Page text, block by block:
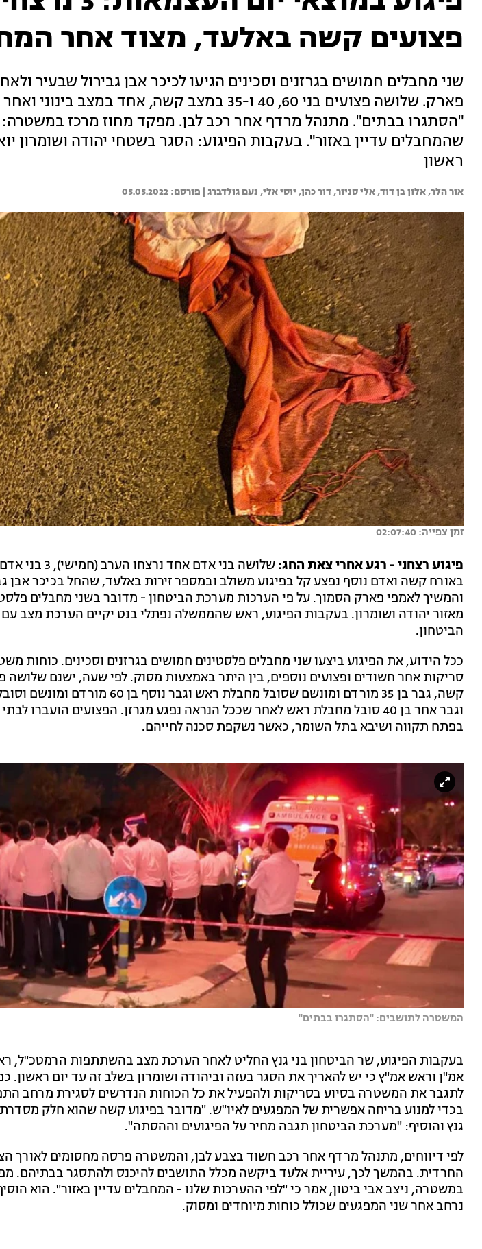
פצועים קשה באלעד, מצוד אחר
שני מחבלים חמושים בגרזנים וסכינים הגיעו לכיכר אבן גבירול שבעיר
פארק. שלושה פצועים בני 60, 40 ו-35 במצב קשה, אחד במצב
"הסתגרו בבתים". מתנהל מרדף אחר רכב לבן. מפקד מחוז מרכז במשטרה:
שהמחבלים עדיין באזור". בעקבות הפיגוע: הסגר בשטחי יהודה ושומרון
ראשון
אור הלר, אלון בן דוד, אלי סניור, דור כהן, יוסי אלי, נעם גולדברג | 05.05.2022
זמן צפייה: 02:07:40
פיגוע רצחני - רגע אחרי צאת החג:
שלושה בני אדם אחד
באורח קשה ואדם נוסף נפצע קל בפיגוע משולב ובמספר זירות באלעד, שהחל בכיכר אבן
והמשיך לאמפי פארק הסמוך. על פי הערכות מערכת הביטחון - מדובר בשני מחבלים
מאזור יהודה ושומרון. בעקבות הפיגוע, ראש שהממשלה נפתלי בנט יקיים הערכת מצב
הביטחון.
ככל הידוע, את הפיגוע ביצעו שני מחבלים פלסטינים חמושים בגרזנים וסכינים. כוחות
סריקות אחר חשודים ופצועים נוספים, בין היתר באמצעות מסוק. לפי שעה, ישנם שלושה
קשה, גבר בן 35 מורדם ומונשם שסובל מחבלת ראש
וגבר אחר בן 40 סובל מחבלת ראש לאחר שככל הנראה נפגע מגרזן. הפצועים הועברו
בפתח תקווה ושיבא בתל השומר, כאשר נשקפת סכנה לחייהם.
המשטרה לתושבים: ''הסתגרו בבתים''
בעקבות הפיגוע, שר הביטחון בני גנץ החליט לאחר הערכת מצב בהשתתפות הרמטכ"ל,
אמ"ן וראש אמ"ץ כי יש להאריך את הסגר בעזה וביהודה ושומרון בשלב זה עד יום ראשון.
לתגבר את המשטרה בסיוע בסריקות ולהפעיל את כל הכוחות הנדרשים לסגירת מרחב
בכדי למנוע בריחה אפשרית של המפגעים לאיו"ש. "מדובר בפיגוע קשה שהוא חלק מסדרת
גנץ והוסיף: "מערכת הביטחון תגבה מחיר על הפיגועים וההסתה".
לפי דיווחים, מתנהל מרדף אחר רכב חשוד בצבע לבן, והמשטרה פרסה מחסומים לאורך
החרדית. בהמשך לכך, עיריית אלעד ביקשה מכלל התושבים להיכנס ולהתסגר בבתיהם.
במשטרה, ניצב אבי ביטון, אמר כי "לפי ההערכות שלנו - המחבלים עדיין באזור". הוא
נרחב אחר שני המפגעים שכולל כוחות מיוחדים ומסוק.